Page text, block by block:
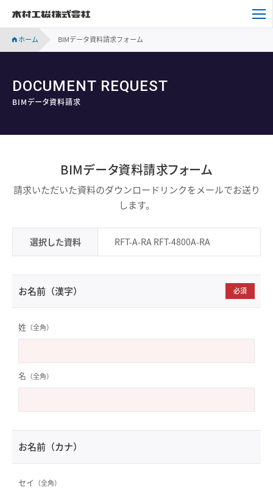
ホーム BIMデータ資料請求フォーム
DOCUMENT REQUEST
BIMデータ資料請求
BIMデータ資料請求フォーム
請求いただいた資料のダウンロードリンクをメールでお送り
します。
選択した資料 RFT-A-RA RFT-4800A-RA
お名前（漢字） 必須
姓 （全角）
名 （全角）
お名前（カナ）
セイ （全角）